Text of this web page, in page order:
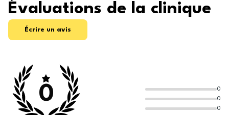
Évaluations de la clinique
Écrire un avis
0
0
0
0